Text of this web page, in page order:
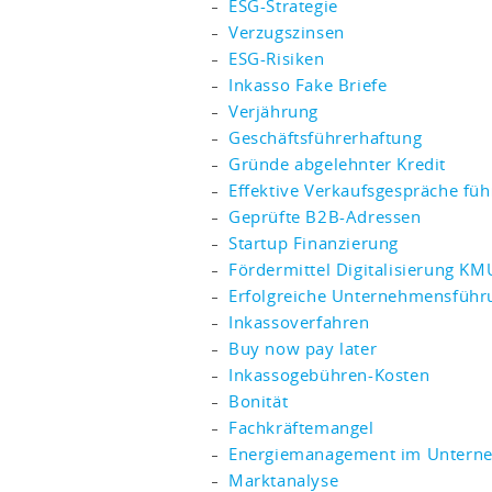
ESG-Strategie
Verzugszinsen
ESG-Risiken
Inkasso Fake Briefe
Verjährung
Geschäftsführerhaftung
Gründe abgelehnter Kredit
Effektive Verkaufsgespräche
Geprüfte B2B-Adressen
Startup Finanzierung
Fördermittel Digitalisierung
Erfolgreiche
Inkassoverfahren
Buy now pay later
Inkassogebühren-Kosten
Bonität
Fachkräftemangel
Energiemanagement im
Marktanalyse